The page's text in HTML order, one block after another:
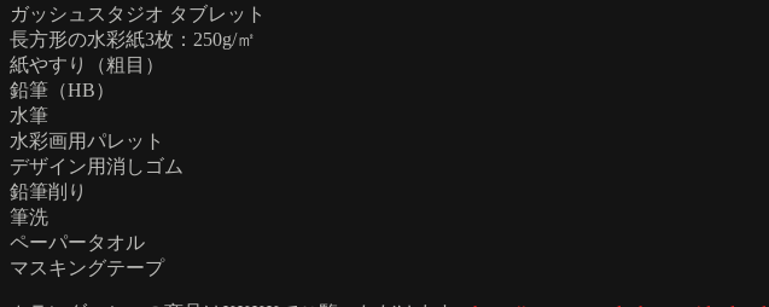
ガッシュスタジオ タブレット
長方形の水彩紙3枚：250g/㎡
紙やすり（粗目）
鉛筆（HB）
水筆
水彩画用パレット
デザイン用消しゴム
鉛筆削り
筆洗
ペーパータオル
マスキングテープ